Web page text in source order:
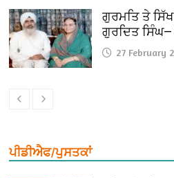
ਗੁਰਮਤਿ ਤੇ
ਗੁਰਦਿਤ
27 February
ਪੀਡੀਐਫ/ਪੁਸਤਕਾਂ